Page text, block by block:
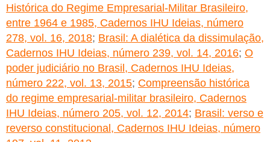
Histórica do Regime Empresarial-Militar Brasileiro,
entre 1964 e 1985, Cadernos IHU Ideias, número
278, vol. 16, 2018; Brasil: A dialética da dissimulação,
Cadernos IHU Ideias, número 239, vol. 14, 2016; O
poder judiciário no Brasil, Cadernos IHU Ideias,
número 222, vol. 13, 2015; Compreensão histórica
do regime empresarial-militar brasileiro, Cadernos
IHU Ideias, número 205, vol. 12, 2014; Brasil: verso e
reverso constitucional, Cadernos IHU Ideias, número